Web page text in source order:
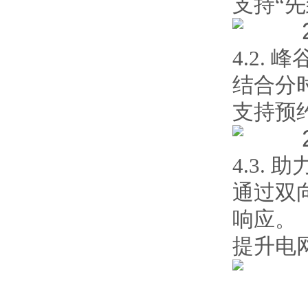
4.2. 峰
结合分
支持预
4.3. 助
通过双
响应。
提升电